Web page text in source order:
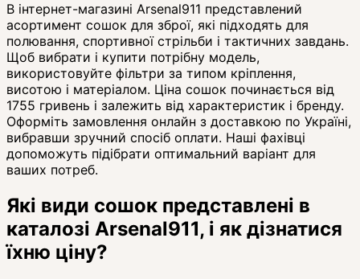
В інтернет-магазині Arsenal911 представлений
асортимент сошок для зброї, які підходять для
полювання, спортивної стрільби і тактичних завдань.
Щоб вибрати і купити потрібну модель,
використовуйте фільтри за типом кріплення,
висотою і матеріалом. Ціна сошок починається від
1755 гривень і залежить від характеристик і бренду.
Оформіть замовлення онлайн з доставкою по Україні,
вибравши зручний спосіб оплати. Наші фахівці
допоможуть підібрати оптимальний варіант для
ваших потреб.
Які види сошок представлені в
каталозі Arsenal911, і як дізнатися
їхню ціну?